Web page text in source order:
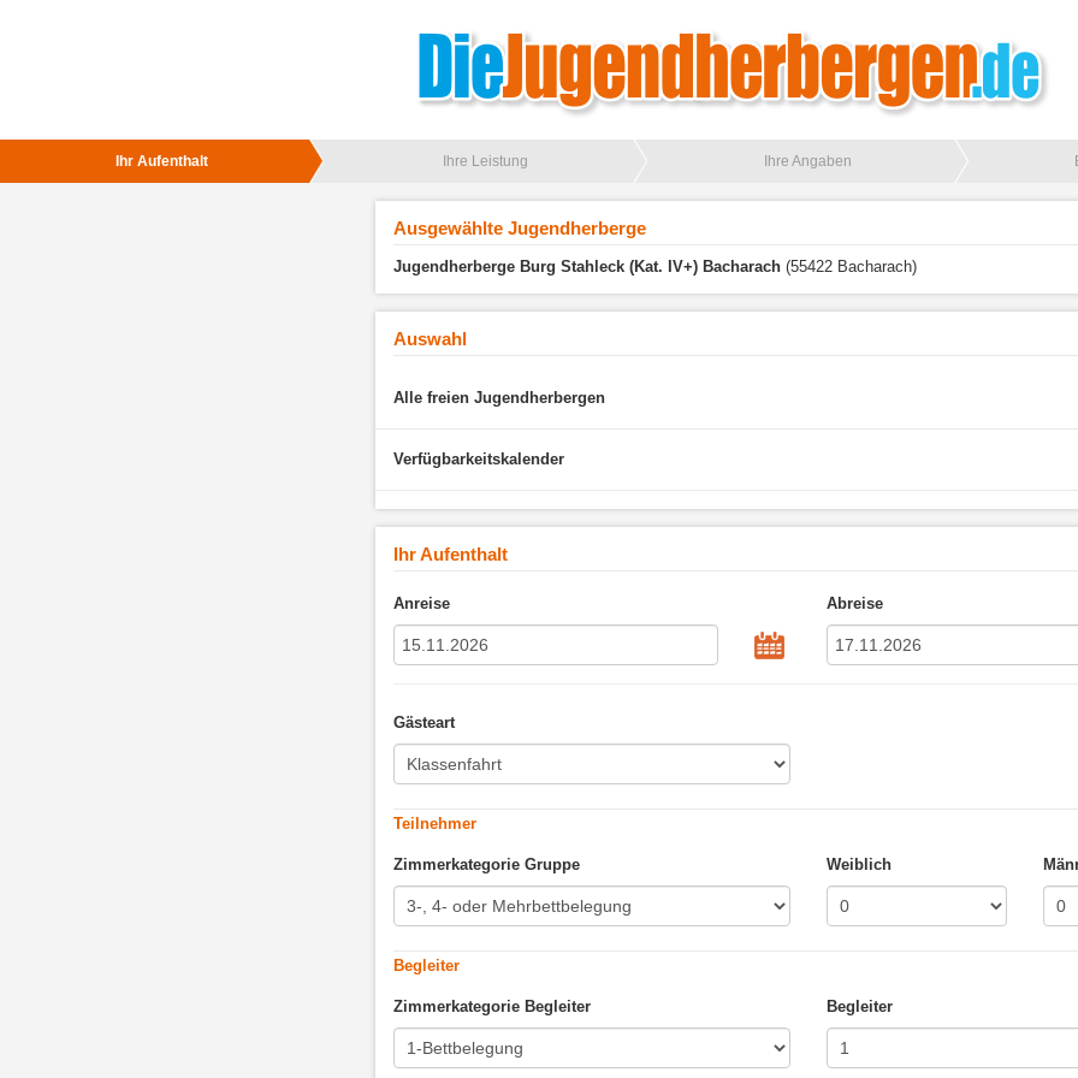
Ihr Aufenthalt Ihre Leistung Ihre Angaben
Ausgewählte Jugendherberge
Jugendherberge Burg Stahleck (Kat. IV+) Bacharach (55422 Bacharach)
Auswahl
Alle freien Jugendherbergen
Verfügbarkeitskalender
Ihr Aufenthalt
Anreise Abreise
Gästeart
Teilnehmer
Zimmerkategorie Gruppe Weiblich
Begleiter
Zimmerkategorie Begleiter Begleiter